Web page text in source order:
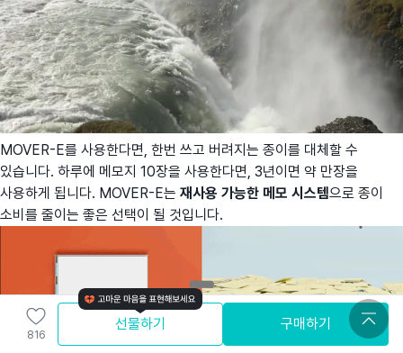
MOVER-E를 사용한다면, 한번 쓰고 버려지는 종이를 대체할 수
있습니다. 하루에 메모지 10장을 사용한다면, 3년이면 약 만장을
사용하게 됩니다. MOVER-E는 재사용 가능한 메모 시스템으로 종이
소비를 줄이는 좋은 선택이 될 것입니다.
816
선물하기 구매하기